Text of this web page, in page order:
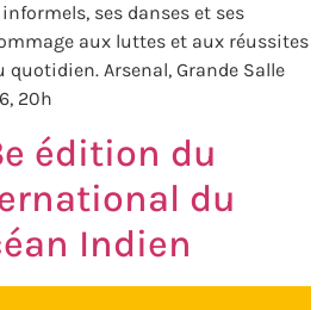
ses danses et ses
aux luttes et aux réussites
quotidien. Arsenal, Grande Salle
20h
édition du
du
Indien